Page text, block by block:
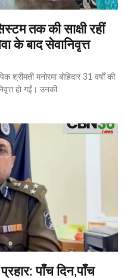
तक की साक्षी रहीं
के बाद सेवानिवृत्त
श्रीमती मनोरमा बोहिदार 31 वर्षों की
हो गईं। उनकी
पाँच दिन,पाँच